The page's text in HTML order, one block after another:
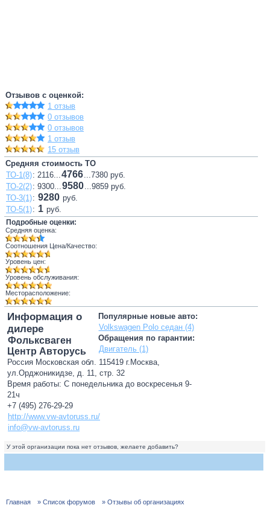
Отзывов с оценкой:
1 отзыв
0 отзывов
0 отзывов
1 отзыв
15 отзыв
Средняя стоимость ТО
ТО-1(8): 2116...4766...7380 руб.
ТО-2(2): 9300...9580...9859 руб.
ТО-3(1): 9280 руб.
ТО-5(1): 1 руб.
Подробные оценки:
Средняя оценка:
Соотношения Цена/Качество:
Уровень цен:
Уровень обслуживания:
Месторасположение:
Популярные новые авто:
Volkswagen Polo седан (4)
Обращения по гарантии:
Двигатель (1)
Информация о
дилере
Фольксваген
Центр Авторусь
Россия Московская обл. 115419 г.Москва,
ул.Орджоникидзе, д. 11, стр. 32
Время работы: С понедельника до воскресенья 9-
21ч
+7 (495) 276-29-29
http://www.vw-avtoruss.ru/
info@vw-avtoruss.ru
У этой организации пока нет отзывов, желаете добавить?
Главная » Список форумов » Отзывы об организациях